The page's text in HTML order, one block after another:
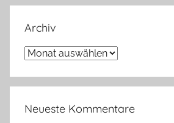
Archiv
Archiv
Neueste Kommentare